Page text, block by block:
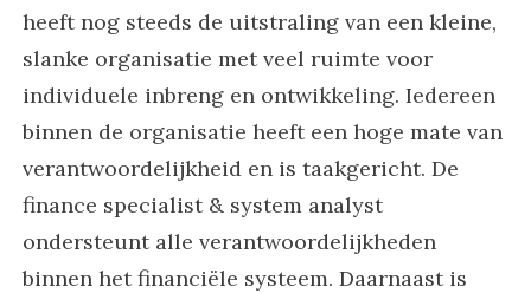
heeft nog steeds de uitstraling van een kleine,
slanke organisatie met veel ruimte voor
individuele inbreng en ontwikkeling. Iedereen
binnen de organisatie heeft een hoge mate van
verantwoordelijkheid en is taakgericht. De
finance specialist & system analyst
ondersteunt alle verantwoordelijkheden
binnen het financiële systeem. Daarnaast is